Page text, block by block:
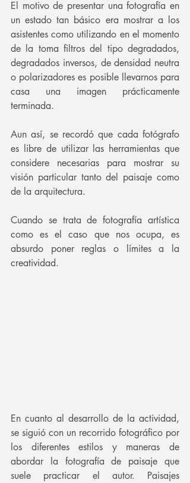
El motivo de presentar una fotografía en
un estado tan básico era mostrar a los
asistentes como utilizando en el momento
de la toma filtros del tipo degradados,
degradados inversos, de densidad neutra
o polarizadores es posible llevarnos para
casa una imagen prácticamente
terminada.
Aun así, se recordó que cada fotógrafo
es libre de utilizar las herramientas que
considere necesarias para mostrar su
visión particular tanto del paisaje como
de la arquitectura.
Cuando se trata de fotografía artística
como es el caso que nos ocupa, es
absurdo poner reglas o límites a la
creatividad.
En cuanto al desarrollo de la actividad,
se siguió con un recorrido fotográfico por
los diferentes estilos y maneras de
abordar la fotografía de paisaje que
suele practicar el autor. Paisajes